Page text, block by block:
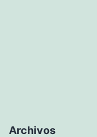
Archivos